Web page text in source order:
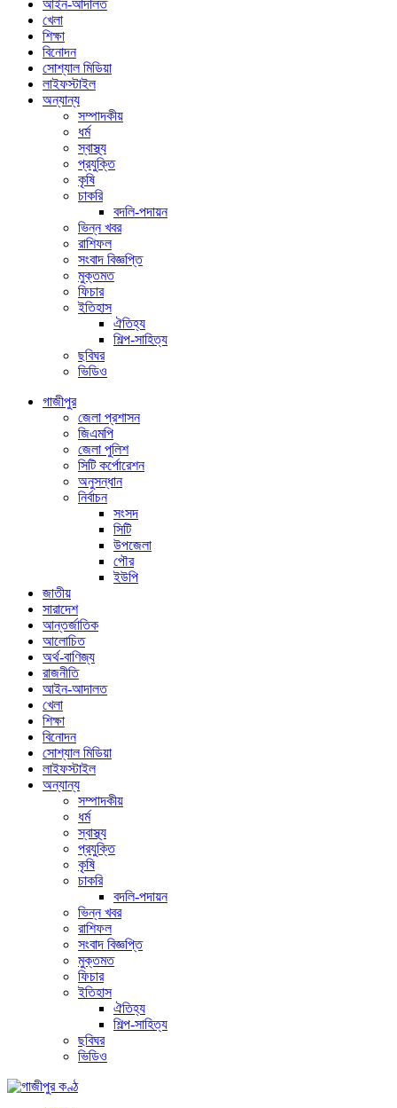
আইন-আদালত
খেলা
শিক্ষা
বিনোদন
সোশ্যাল মিডিয়া
লাইফস্টাইল
অন্যান্য
সম্পাদকীয়
ধর্ম
স্বাস্থ্য
প্রযুক্তি
কৃষি
চাকরি
বদলি-পদায়ন
ভিন্ন খবর
রাশিফল
সংবাদ বিজ্ঞপ্তি
মুক্তমত
ফিচার
ইতিহাস
ঐতিহ্য
শিল্প-সাহিত্য
ছবিঘর
ভিডিও
গাজীপুর
জেলা প্রশাসন
জিএমপি
জেলা পুলিশ
সিটি কর্পোরেশন
অনুসন্ধান
নির্বাচন
সংসদ
সিটি
উপজেলা
পৌর
ইউপি
জাতীয়
সারাদেশ
আন্তর্জাতিক
আলোচিত
অর্থ-বাণিজ্য
রাজনীতি
আইন-আদালত
খেলা
শিক্ষা
বিনোদন
সোশ্যাল মিডিয়া
লাইফস্টাইল
অন্যান্য
সম্পাদকীয়
ধর্ম
স্বাস্থ্য
প্রযুক্তি
কৃষি
চাকরি
বদলি-পদায়ন
ভিন্ন খবর
রাশিফল
সংবাদ বিজ্ঞপ্তি
মুক্তমত
ফিচার
ইতিহাস
ঐতিহ্য
শিল্প-সাহিত্য
ছবিঘর
ভিডিও